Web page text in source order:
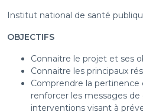
Institut national de santé
OBJECTIFS
Connaitre le projet et ses
Connaitre les principaux
Comprendre la
renforcer les messages
interventions visant à